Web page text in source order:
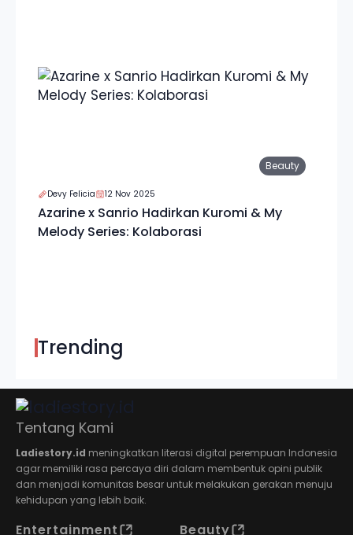
Beauty
Devy Felicia 12 Nov 2025
Azarine x Sanrio Hadirkan Kuromi & My
Melody Series: Kolaborasi
Trending
Tentang Kami
Ladiestory.id meningkatkan literasi digital perempuan Indonesia
agar memiliki rasa percaya diri dalam membentuk opini publik
dan menjadi komunitas besar untuk melakukan gerakan menuju
kehidupan yang lebih baik.
Entertainment Beauty